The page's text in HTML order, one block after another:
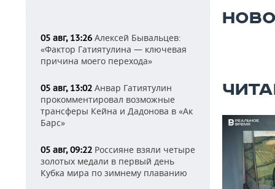
05 авг, 13:26 Алексей Бывальцев:
«Фактор Гатиятулина — ключевая
причина моего перехода»
05 авг, 13:02 Анвар Гатиятулин
прокомментировал возможные
трансферы Кейна и Дадонова в «Ак
Барс»
05 авг, 09:22 Россияне взяли четыре
золотых медали в первый день
Кубка мира по зимнему плаванию